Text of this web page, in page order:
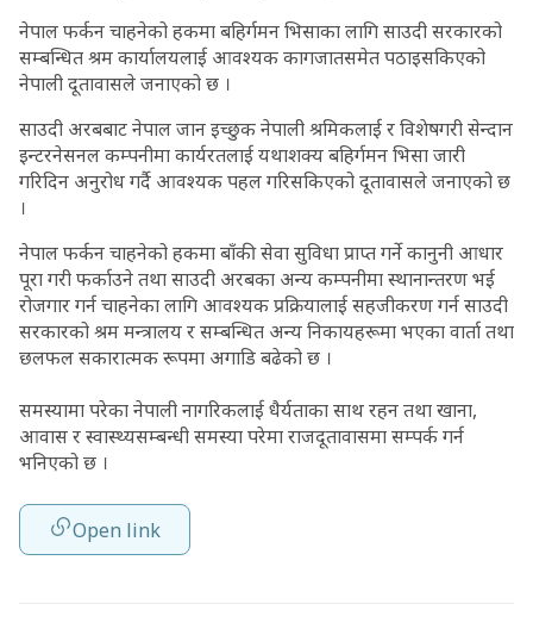
नेपाल फर्कन चाहनेको हकमा बहिर्गमन भिसाका लागि साउदी सरकारको
सम्बन्धित श्रम कार्यालयलाई आवश्यक कागजातसमेत पठाइसकिएको
नेपाली दूतावासले जनाएको छ ।
साउदी अरबबाट नेपाल जान इच्छुक नेपाली श्रमिकलाई र विशेषगरी सेन्दान
इन्टरनेसनल कम्पनीमा कार्यरतलाई यथाशक्य बहिर्गमन भिसा जारी
गरिदिन अनुरोध गर्दै आवश्यक पहल गरिसकिएको दूतावासले जनाएको छ
।
नेपाल फर्कन चाहनेको हकमा बाँकी सेवा सुविधा प्राप्त गर्ने कानुनी आधार
पूरा गरी फर्काउने तथा साउदी अरबका अन्य कम्पनीमा स्थानान्तरण भई
रोजगार गर्न चाहनेका लागि आवश्यक प्रक्रियालाई सहजीकरण गर्न साउदी
सरकारको श्रम मन्त्रालय र सम्बन्धित अन्य निकायहरूमा भएका वार्ता तथा
छलफल सकारात्मक रूपमा अगाडि बढेको छ ।
समस्यामा परेका नेपाली नागरिकलाई धैर्यताका साथ रहन तथा खाना,
आवास र स्वास्थ्यसम्बन्धी समस्या परेमा राजदूतावासमा सम्पर्क गर्न
भनिएको छ ।
Open link